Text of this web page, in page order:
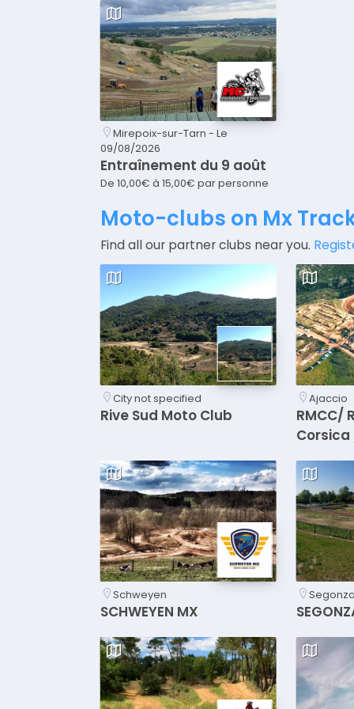
Mirepoix-sur-Tarn - Le
09/08/2026
Entraînement du 9 août
De 10,00€ à 15,00€ par personne
Moto-clubs on Mx
Find all our partner clubs near you.
City not specified
Rive Sud Moto Club
Ajaccio
RMCC/
Schweyen
SCHWEYEN MX